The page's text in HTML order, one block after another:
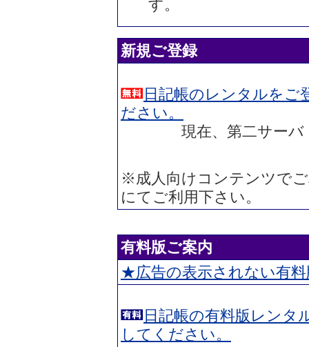
す。
新規ご登録
日記帳のレンタルをご
ださい。
現在、第二サーバ（
※成人向けコンテンツで
にてご利用下さい。
有料版ご案内
★広告の表示されない有
日記帳の有料版レンタ
してください。